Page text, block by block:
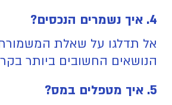
4. איך נשמרים הנכסים?
אל תדלגו על שאלת
הנושאים החשובים ביותר
5. איך מטפלים במס?